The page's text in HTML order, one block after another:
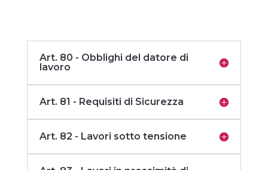
Art. 80 - Obblighi del datore di
lavoro
Art. 81 - Requisiti di Sicurezza
Art. 82 - Lavori sotto tensione